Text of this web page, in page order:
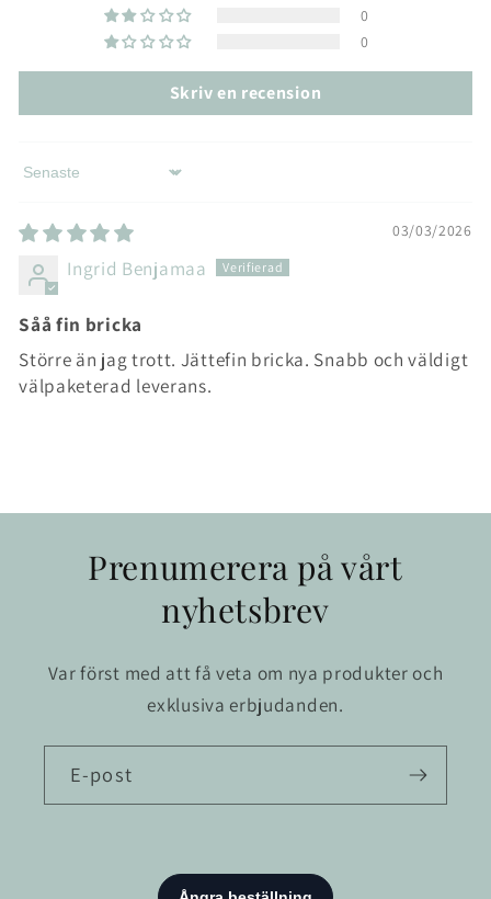
0
0
Skriv en recension
Sort by
03/03/2026
Ingrid Benjamaa
Såå fin bricka
Större än jag trott. Jättefin bricka. Snabb och väldigt
välpaketerad leverans.
Prenumerera på vårt
nyhetsbrev
Var först med att få veta om nya produkter och
exklusiva erbjudanden.
E-post